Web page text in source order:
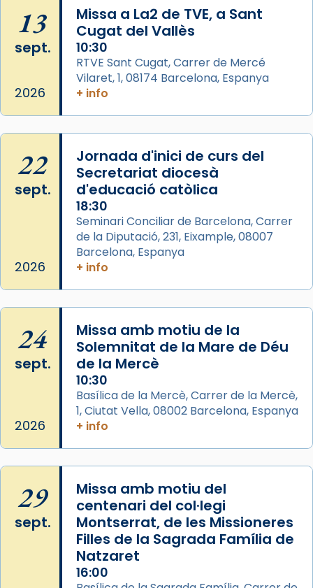
📸 Dr. G. Simón
View on Facebook · Share
Arquebisbat de Barcelona
Memòria de les santes Juliana i
Semproniana, verges i màrtirs.
Acompanyant la història de sant Cugat, a
partir de l’Edat Mitjana sorgeix la tradició
que les santes Juliana (“relatiu a Júlia”) i
Semproniana (“relatiu a Semprònia =
eterna”) són deixebles seves. I l’any 1667, el
frare Joan Gaspar Roig, afirma en una obra
Foto
View on Facebook · Share
13
sept.
2026
Missa a La2 de TVE, a Sant
Cugat del Vallès
10:30
RTVE Sant Cugat, Carrer de Mercé
Vilaret, 1, 08174 Barcelona, Espanya
+ info
22
sept.
2026
Jornada d'inici de curs del
Secretariat diocesà
d'educació catòlica
18:30
Seminari Conciliar de Barcelona, Carrer
de la Diputació, 231, Eixample, 08007
Barcelona, Espanya
+ info
24
sept.
2026
Missa amb motiu de la
Solemnitat de la Mare de Déu
de la Mercè
10:30
Basílica de la Mercè, Carrer de la Mercè,
1, Ciutat Vella, 08002 Barcelona, Espanya
+ info
29
sept.
Missa amb motiu del
centenari del col·legi
Montserrat, de les Missioneres
Filles de la Sagrada Família de
Natzaret
16:00